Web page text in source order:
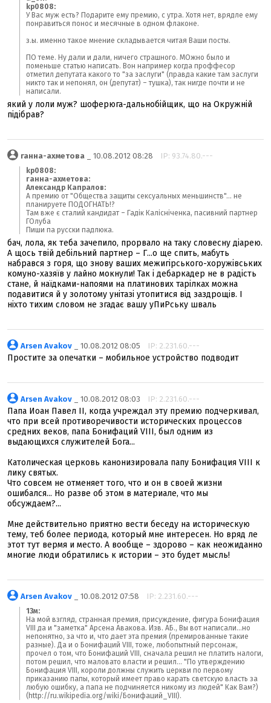
kp0808:
У Вас муж есть? Подарите ему премию, с утра. Хотя нет, врядле ему
понравиться понос и месячные в одном флаконе.
з.ы. именно такое мнение складывается читая Ваши посты.
ПО теме. Ну дали и дали, ничего страшного. МОжно было и
поменьше статью написать. Вон например когда проффесор
отметил депутата какого то "за заслуги" (правда какие там заслуги
никто так и непонял, он (депутат) – тушка), так нигде почти и не
написали.
який у лоли муж? шоферюга-дальнобійщик, що на Окружній
підібрав?
ганна-ахметова _ 10.08.2012 08:28 IP: 93.74.80.---
kp0808:
ганна-ахметова:
Александр Капралов:
А премию от "Общества защиты сексуальных меньшинств"... не
планируете ПОДОГНАТЬ!?
Там вже є сталий кандидат – Гадік Калісніченка, пасивний партнер
ГОлуба
Пиши па русски падлюка.
бач, лола, як теба зачепило, прорвало на таку словесну діарею.
А щось твій дебільний партнер – Г...о ще спить, мабуть
набрався з горя, що знову ваших межигірського-хоружівських
комуно-хазяїв у лайно мокнули! Так і дебаркадер не в радість
стане, й наїдками-напоями на платинових тарілках можна
подавитися й у золотому унітазі утопитися від заздрощів. І
ніхто тихим словом не згадає вашу уПиРську шваль
Arsen Avakov _ 10.08.2012 08:05 IP: 2.231.60.---
Простите за опечатки – мобильное устройство подводит
Arsen Avakov _ 10.08.2012 08:03 IP: 2.231.60.---
Папа Иоан Павел II, когда учреждал эту премию подчеркивал,
что при всей противоречивости исторических процессов
средних веков, папа Бонифаций VIII, был одним из
выдающихся служителей Бога...
Католическая церковь канонизировала папу Бонифация VIII к
лику святых.
Что совсем не отменяет того, что и он в своей жизни
ошибался... Но разве об этом в материале, что мы
обсуждаем?...
Мне действительно приятно вести беседу на историческую
тему, теб более периода, который мне интересен. Но вряд ле
этот тут вермя и место. А вообще – здорово – как неожиданно
многие люди обратились к истории – это будет мысль!
Arsen Avakov _ 10.08.2012 07:58 IP: 2.231.60.---
13м:
На мой взгляд, странная премия, присуждение, фигура Бонифация
VIII да и "заметка" Арсена Авакова. Изв. АБ., Вы вот написали...но
непонятно, за что и, что дает эта премия (премированные такие
разные). Да и о Бонифаций VIII, тоже, любопытный персонаж,
прочел о том, что Бонифаций VIII, сначала решил не платить налоги,
потом решил, что маловато власти и решил... "По утверждению
Бонифация VIII, короли должны служить церкви по первому
приказанию папы, который имеет право карать светскую власть за
любую ошибку, а папа не подчиняется никому из людей" Как Вам?)
(http://ru.wikipedia.org/wiki/Бонифаций_VIII).